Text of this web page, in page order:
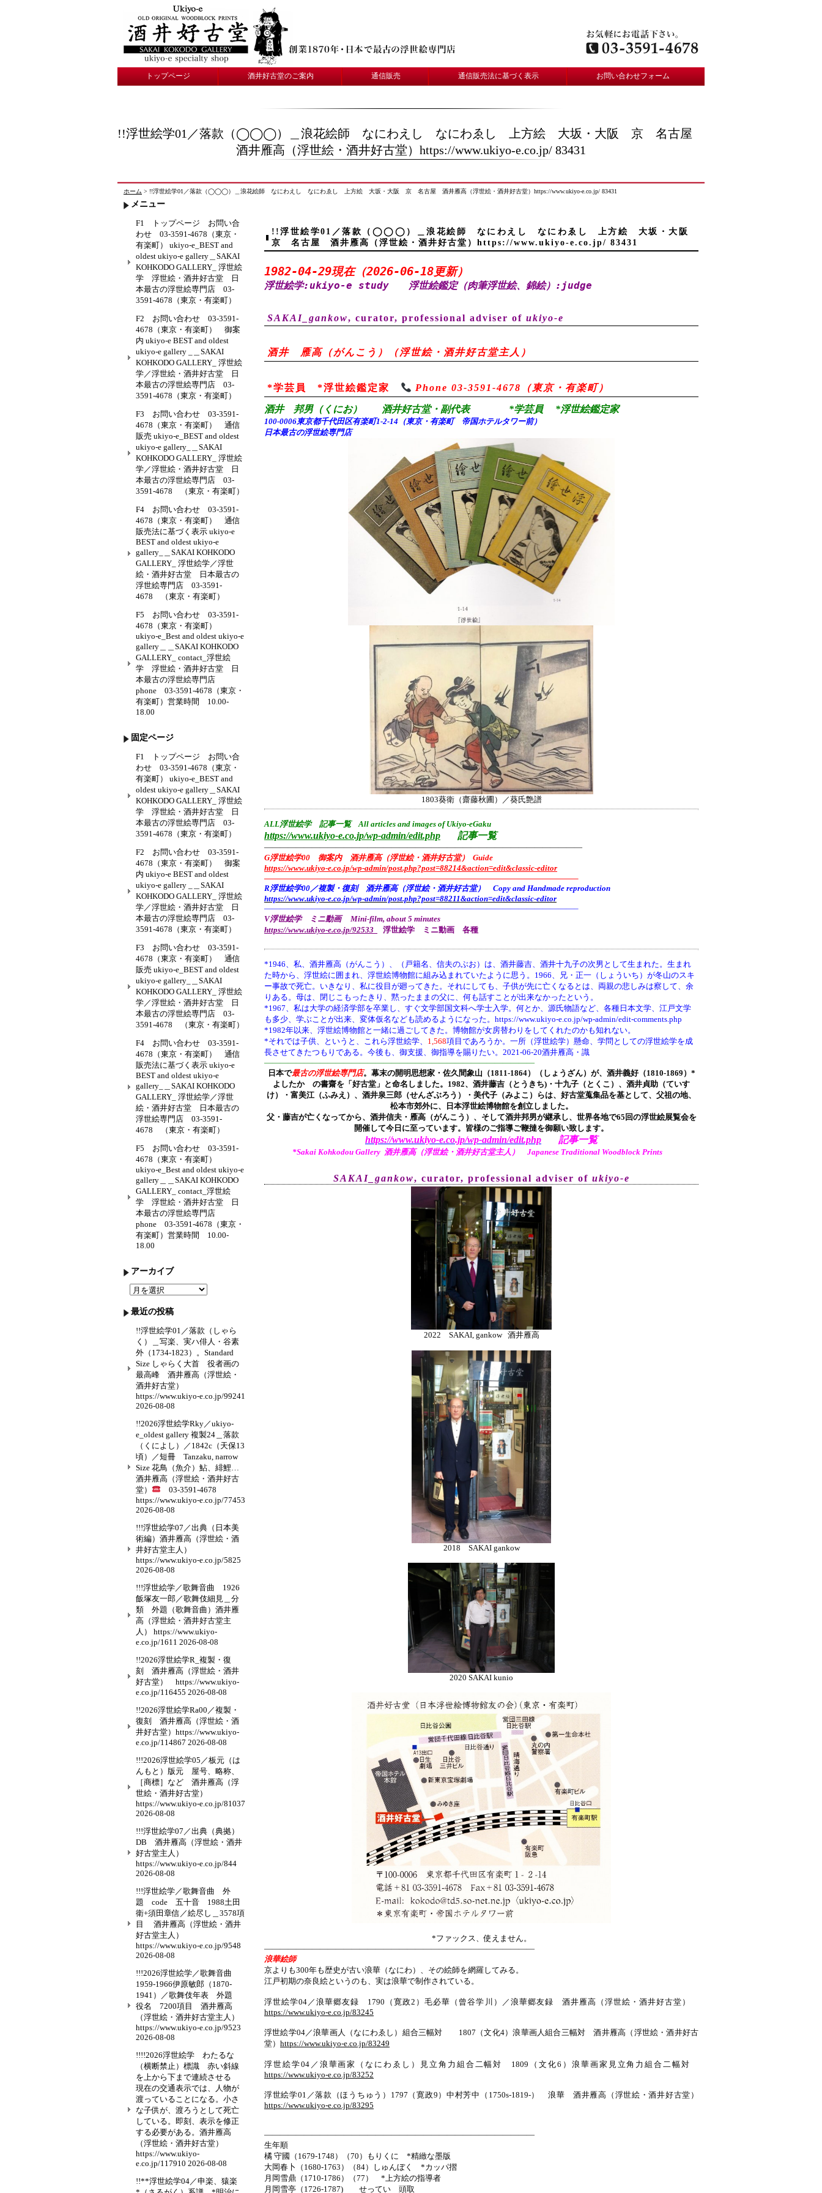
トップページ 酒井好古堂のご案内 通信販売 通信販売法に基づく表示 お問い合わせフォーム
!!浮世絵学01／落款（◯◯◯）＿浪花絵師 なにわえし なにわゑし 上方絵 大坂・大阪 京 名古屋
酒井雁高（浮世絵・酒井好古堂）https://www.ukiyo-e.co.jp/ 83431
ホーム > !!浮世絵学01／落款（◯◯◯）＿浪花絵師 なにわえし なにわゑし 上方絵 大坂・大阪 京 名古屋 酒井雁高（浮世絵・酒井好古堂）https://www.ukiyo-e.co.jp/ 83431
!!浮世絵学01／落款（◯◯◯）＿浪花絵師 なにわえし なにわゑし 上方絵 大坂・大阪
京 名古屋 酒井雁高（浮世絵・酒井好古堂）https://www.ukiyo-e.co.jp/ 83431
1982-04-29現在（2026-06-18更新）
浮世絵学:ukiyo-e study 浮世絵鑑定（肉筆浮世絵、錦絵） :judge
SAKAI_gankow, curator, professional adviser of ukiyo-e
酒井 雁高（がんこう）（浮世絵・酒井好古堂主人）
*学芸員 *浮世絵鑑定家 Phone 03-3591-4678（東京・有楽町）
酒井 邦男（くにお） 酒井好古堂・副代表 *学芸員 *浮世絵鑑定家
100-0006東京都千代田区有楽町1-2-14（東京・有楽町 帝国ホテルタワー前）
日本最古の浮世絵専門店
1803葵衛（齋藤秋圃）／葵氏艶譜
ALL浮世絵学 記事一覧 All articles and images of Ukiyo-eGaku
https://www.ukiyo-e.co.jp/wp-admin/edit.php 記事一覧
————————————————————————————————————————
G浮世絵学00 御案内 酒井雁高（浮世絵・酒井好古堂） Guide
https://www.ukiyo-e.co.jp/wp-admin/post.php?post=88214&action=edit&classic-editor
———————————————————————————————————————–
R浮世絵学00／複製・復刻 酒井雁高（浮世絵・酒井好古堂） Copy and Handmade reproduction
https://www.ukiyo-e.co.jp/wp-admin/post.php?post=88211&action=edit&classic-editor
———————————————————————————————————————–
V浮世絵学 ミニ動画 Mini-film, about 5 minutes
https://www.ukiyo-e.co.jp/92533
浮世絵学 ミニ動画 各種
*1946、 私、酒井雁高（がんこう）、（戸籍名、信夫のぶお）は、酒井藤吉、酒井十九子の次男として生まれた。生まれ
た時から、浮世絵に囲まれ、浮世絵博物館に組み込まれていたように思う。1966、兄・正一（しょういち）が冬山のスキ
ー事故で死亡。いきなり、私に役目が廻ってきた。それにしても、子供が先に亡くなるとは、両親の悲しみは察して、余
りある。母は、閉じこもったきり、黙ったままの父に、何も話すことが出来なかったという。
*1967、私は大学の経済学部を卒業し、すぐ文学部国文科へ学士入学。何とか、源氏物語など、各種日本文学、江戸文学
も多少、学ぶことが出来、変体仮名なども読めるようになった。https://www.ukiyo-e.co.jp/wp-admin/edit-comments.php
*1982年以来、浮世絵博物館と一緒に過ごしてきた。博物館が女房替わりをしてくれたのかも知れない。
*それでは子供、というと、これら浮世絵学、 1,568項目であろうか。一所（浮世絵学）懸命、学問としての浮世絵学を成
長させてきたつもりである。今後も、御支援、御指導を賜りたい。2021-06-20酒井雁高・識
——————————————————————————————————
日本で最古の浮世絵専門店。幕末の開明思想家・ 佐久間象山（1811-1864）（しょうざん）が、酒井義好（1810-1869）*
よしたか の書齋を「好古堂」と命名しました。 1982、酒井藤吉（とうきち)・十九子（とくこ）、酒井貞助（ていす
け）・富美江（ふみえ）、酒井泉三郎（せんざぶろう）・美代子（みよこ）らは、好古堂蒐集品を基として、父祖の地、
松本市郊外に、日本浮世絵博物館を創立しました。
父・藤吉が亡くなってから、酒井信夫・雁高（がんこう）、そして酒井邦男が継承し、世界各地で65回の浮世絵展覧会を
開催して今日に至っています。皆様のご指導ご鞭撻を御願い致します。
https://www.ukiyo-e.co.jp/wp-admin/edit.php 記事一覧
*Sakai Kohkodou Gallery 酒井雁高（浮世絵・酒井好古堂主人） Japanese Traditional Woodblock Prints
SAKAI_gankow, curator, professional adviser of ukiyo-e
2022 SAKAI, gankow 酒井雁高
2018 SAKAI gankow
2020 SAKAI kunio
*ファックス、使えません。
——————————————————————————————————
浪華絵師
京よりも300年も歴史が古い浪華（なにわ）、その絵師を網羅してみる。
江戸初期の奈良絵というのも、実は浪華で制作されている。
浮世絵学04／浪華郷友録 1790（寛政2）毛必華（曾谷学川）／浪華郷友録 酒井雁高（浮世絵・酒井好古堂）
https://www.ukiyo-e.co.jp/83245
浮世絵学04／浪華画人（なにわゑし）組合三幅対 1807（文化4）浪華画人組合三幅対 酒井雁高（浮世絵・酒井好古
堂） https://www.ukiyo-e.co.jp/83249
浮世絵学04／浪華画家（なにわゑし）見立角力組合二幅対 1809（文化6）浪華画家見立角力組合二幅対
https://www.ukiyo-e.co.jp/83252
浮世絵学01／落款（ほうちゅう）1797（寛政9）中村芳中（1750s-1819-） 浪華 酒井雁高（浮世絵・酒井好古堂）
https://www.ukiyo-e.co.jp/83295
——————————————————————————————————
生年順
橘 守國（1679-1748）（70）もりくに *精緻な墨版
大岡春卜（1680-1763）（84）しゅんぼく *カッパ摺
月岡雪鼎（1710-1786）（77） *上方絵の指導者
月岡雪亭（1726-1787) せってい 頭取
メニュー
F1 トップページ お問い合
わせ 03-3591-4678（東京・
有楽町） ukiyo-e_BEST and
oldest ukiyo-e gallery＿SAKAI
KOHKODO GALLERY_ 浮世絵
学 浮世絵・酒井好古堂 日
本最古の浮世絵専門店 03-
3591-4678（東京・有楽町）
F2 お問い合わせ 03-3591-
4678（東京・有楽町） 御案
内 ukiyo-e BEST and oldest
ukiyo-e gallery _＿SAKAI
KOHKODO GALLERY_ 浮世絵
学／浮世絵・酒井好古堂 日
本最古の浮世絵専門店 03-
3591-4678（東京・有楽町）
F3 お問い合わせ 03-3591-
4678（東京・有楽町） 通信
販売 ukiyo-e_BEST and oldest
ukiyo-e gallery_＿SAKAI
KOHKODO GALLERY_ 浮世絵
学／浮世絵・酒井好古堂 日
本最古の浮世絵専門店 03-
3591-4678 （東京・有楽町）
F4 お問い合わせ 03-3591-
4678（東京・有楽町） 通信
販売法に基づく表示 ukiyo-e
BEST and oldest ukiyo-e
gallery_＿SAKAI KOHKODO
GALLERY_ 浮世絵学／浮世
絵・酒井好古堂 日本最古の
浮世絵専門店 03-3591-
4678 （東京・有楽町）
F5 お問い合わせ 03-3591-
4678（東京・有楽町）
ukiyo-e_Best and oldest ukiyo-e
gallery＿＿SAKAI KOHKODO
GALLERY_ contact_浮世絵
学 浮世絵・酒井好古堂 日
本最古の浮世絵専門店
phone 03-3591-4678（東京・
有楽町）営業時間 10.00-
18.00
固定ページ
F1 トップページ お問い合
わせ 03-3591-4678（東京・
有楽町） ukiyo-e_BEST and
oldest ukiyo-e gallery＿SAKAI
KOHKODO GALLERY_ 浮世絵
学 浮世絵・酒井好古堂 日
本最古の浮世絵専門店 03-
3591-4678（東京・有楽町）
F2 お問い合わせ 03-3591-
4678（東京・有楽町） 御案
内 ukiyo-e BEST and oldest
ukiyo-e gallery _＿SAKAI
KOHKODO GALLERY_ 浮世絵
学／浮世絵・酒井好古堂 日
本最古の浮世絵専門店 03-
3591-4678（東京・有楽町）
F3 お問い合わせ 03-3591-
4678（東京・有楽町） 通信
販売 ukiyo-e_BEST and oldest
ukiyo-e gallery_＿SAKAI
KOHKODO GALLERY_ 浮世絵
学／浮世絵・酒井好古堂 日
本最古の浮世絵専門店 03-
3591-4678 （東京・有楽町）
F4 お問い合わせ 03-3591-
4678（東京・有楽町） 通信
販売法に基づく表示 ukiyo-e
BEST and oldest ukiyo-e
gallery_＿SAKAI KOHKODO
GALLERY_ 浮世絵学／浮世
絵・酒井好古堂 日本最古の
浮世絵専門店 03-3591-
4678 （東京・有楽町）
F5 お問い合わせ 03-3591-
4678（東京・有楽町）
ukiyo-e_Best and oldest ukiyo-e
gallery＿＿SAKAI KOHKODO
GALLERY_ contact_浮世絵
学 浮世絵・酒井好古堂 日
本最古の浮世絵専門店
phone 03-3591-4678（東京・
有楽町）営業時間 10.00-
18.00
アーカイブ
ア
ー
カ
イ
最近の投稿
!!浮世絵学01／落款（しゃら
く）＿写楽、実ハ俳人・谷素
外（1734-1823）。Standard
Size しゃらく大首 役者画の
最高峰 酒井雁高（浮世絵・
酒井好古堂）
https://www.ukiyo-e.co.jp/99241
2026-08-08
!!2026浮世絵学Rky／ukiyo-
e_oldest gallery 複製24＿落款
（くによし）／1842c（天保13
頃）／短冊 Tanzaku, narrow
Size 花鳥（魚介）鮎、緋鯉…
酒井雁高（浮世絵・酒井好古
堂）
03-3591-4678
https://www.ukiyo-e.co.jp/77453
2026-08-08
!!!浮世絵学07／出典（日本美
術編）酒井雁高（浮世絵・酒
井好古堂主人）
https://www.ukiyo-e.co.jp/5825
2026-08-08
!!!浮世絵学／歌舞音曲 1926
飯塚友一郎／歌舞伎細見＿分
類 外題（歌舞音曲）酒井雁
高（浮世絵・酒井好古堂主
人） https://www.ukiyo-
e.co.jp/1611 2026-08-08
!!2026浮世絵学R_複製・復
刻 酒井雁高（浮世絵・酒井
好古堂） https://www.ukiyo-
e.co.jp/116455 2026-08-08
!!2026浮世絵学Ra00／複製・
復刻 酒井雁高（浮世絵・酒
井好古堂）https://www.ukiyo-
e.co.jp/114867 2026-08-08
!!!2026浮世絵学05／板元（は
んもと）版元 屋号、略称、
［商標］など 酒井雁高（浮
世絵・酒井好古堂）
https://www.ukiyo-e.co.jp/81037
2026-08-08
!!!浮世絵学07／出典（典拠）
DB 酒井雁高（浮世絵・酒井
好古堂主人）
https://www.ukiyo-e.co.jp/844
2026-08-08
!!!浮世絵学／歌舞音曲 外
題 code 五十音 1988土田
衛+須田章信／絵尽し＿3578項
目 酒井雁高（浮世絵・酒井
好古堂主人）
https://www.ukiyo-e.co.jp/9548
2026-08-08
!!!2026浮世絵学／歌舞音曲
1959-1966伊原敏郎（1870-
1941）／歌舞伎年表 外題
役名 7200項目 酒井雁高
（浮世絵・酒井好古堂主人）
https://www.ukiyo-e.co.jp/9523
2026-08-08
!!!!2026浮世絵学 わたるな
（横断禁止）標識 赤い斜線
を上から下まで連続させる
現在の交通表示では、人物が
渡っていることになる。小さ
な子供が、渡ろうとして死亡
している。即刻、表示を修正
する必要がある。酒井雁高
（浮世絵・酒井好古堂）
https://www.ukiyo-
e.co.jp/117910 2026-08-08
!!**浮世絵学04／申楽、猿楽